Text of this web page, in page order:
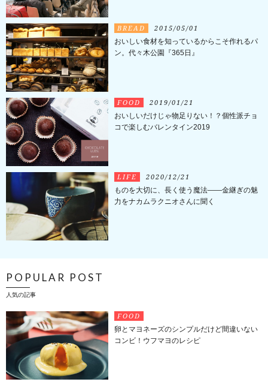
BREAD 2015/05/01
おいしい食材を知っているからこそ作れるパ
ン。代々木公園『365日』
FOOD 2019/01/21
おいしいだけじゃ物足りない！？個性派チョ
コで楽しむバレンタイン2019
LIFE 2020/12/21
ものを大切に、長く使う魔法――金継ぎの魅
力をナカムラクニオさんに聞く
POPULAR POST
人気の記事
FOOD
卵とマヨネーズのシンプルだけど間違いない
コンビ！ウフマヨのレシピ